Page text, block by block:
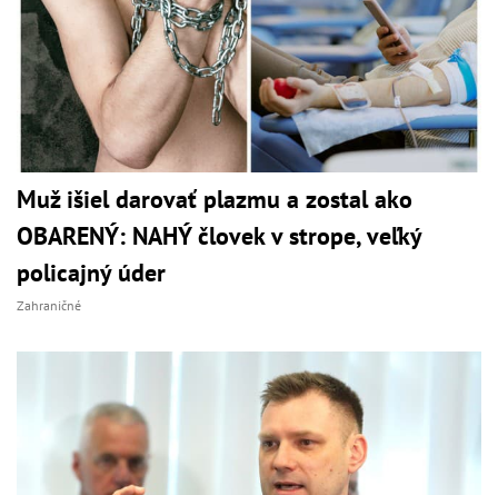
Muž išiel darovať plazmu a zostal ako
OBARENÝ: NAHÝ človek v strope, veľký
policajný úder
Zahraničné